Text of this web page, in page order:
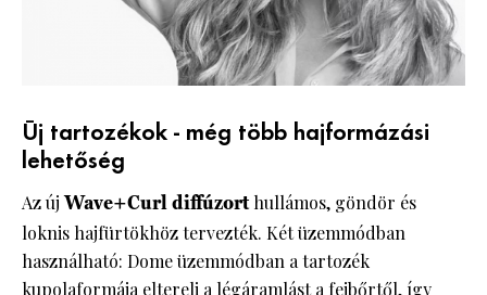
Új tartozékok - még több hajformázási
lehetőség
Az újWave+Curldiffúzorthullámos, göndör és
loknis hajfürtökhöz tervezték. Két üzemmódban
használható: Dome üzemmódban a tartozék
kupolaformája eltereli a légáramlást a fejbőrtől, így